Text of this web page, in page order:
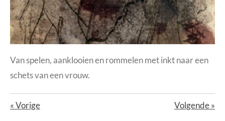
Van spelen, aanklooien en rommelen met inkt naar een
schets van een vrouw.
« Vorige Volgende »